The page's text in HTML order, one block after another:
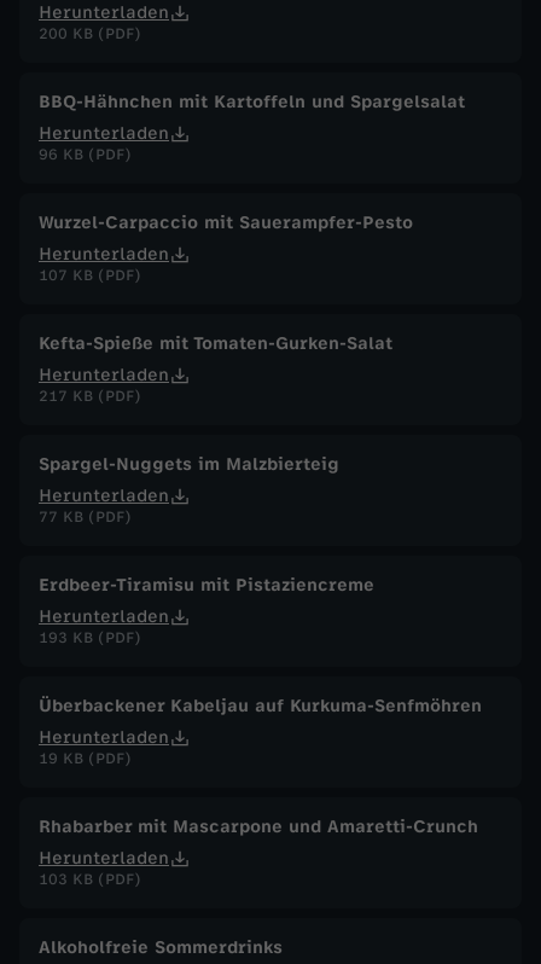
Herunterladen
200 KB (PDF)
BBQ-Hähnchen mit Kartoffeln und Spargelsalat
Herunterladen
96 KB (PDF)
Wurzel-Carpaccio mit Sauerampfer-Pesto
Herunterladen
107 KB (PDF)
Kefta-Spieße mit Tomaten-Gurken-Salat
Herunterladen
217 KB (PDF)
Spargel-Nuggets im Malzbierteig
Herunterladen
77 KB (PDF)
Erdbeer-Tiramisu mit Pistaziencreme
Herunterladen
193 KB (PDF)
Überbackener Kabeljau auf Kurkuma-Senfmöhren
Herunterladen
19 KB (PDF)
Rhabarber mit Mascarpone und Amaretti-Crunch
Herunterladen
103 KB (PDF)
Alkoholfreie Sommerdrinks